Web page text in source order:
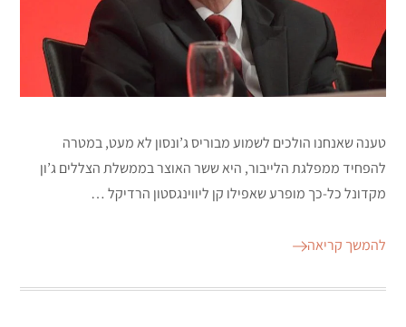
טענה שאנחנו הולכים לשמוע מבוריס ג’ונסון לא מעט, במטרה
להפחיד ממפלגת הלייבור, היא ששר האוצר בממשלת הצללים ג’ון
מקדונל כל-כך מופרע שאפילו קן ליווינגסטון הרדיקל …
להמשך קריאה